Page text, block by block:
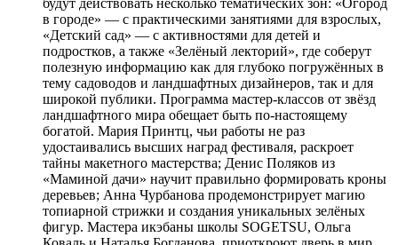
будут действовать несколько тематических зон: «Огород
в городе» — с практическими занятиями для взрослых,
«Детский сад» — с активностями для детей и
подростков, а также «Зелёный лекторий», где соберут
полезную информацию как для глубоко погружённых в
тему садоводов и ландшафтных дизайнеров, так и для
широкой публики. Программа мастер-классов от звёзд
ландшафтного мира обещает быть по-настоящему
богатой. Мария Принтц, чьи работы не раз
удостаивались высших наград фестиваля, раскроет
тайны макетного мастерства; Денис Поляков из
«Маминой дачи» научит правильно формировать кроны
деревьев; Анна Чурбанова продемонстрирует магию
топиарной стрижки и создания уникальных зелёных
фигур. Мастера икэбаны школы SOGETSU, Ольга